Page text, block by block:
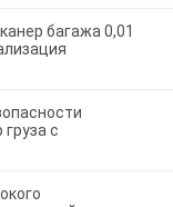
багажа 0,01
с